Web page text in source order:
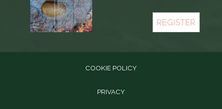
REGISTER
COOKIE POLICY
PRIVACY